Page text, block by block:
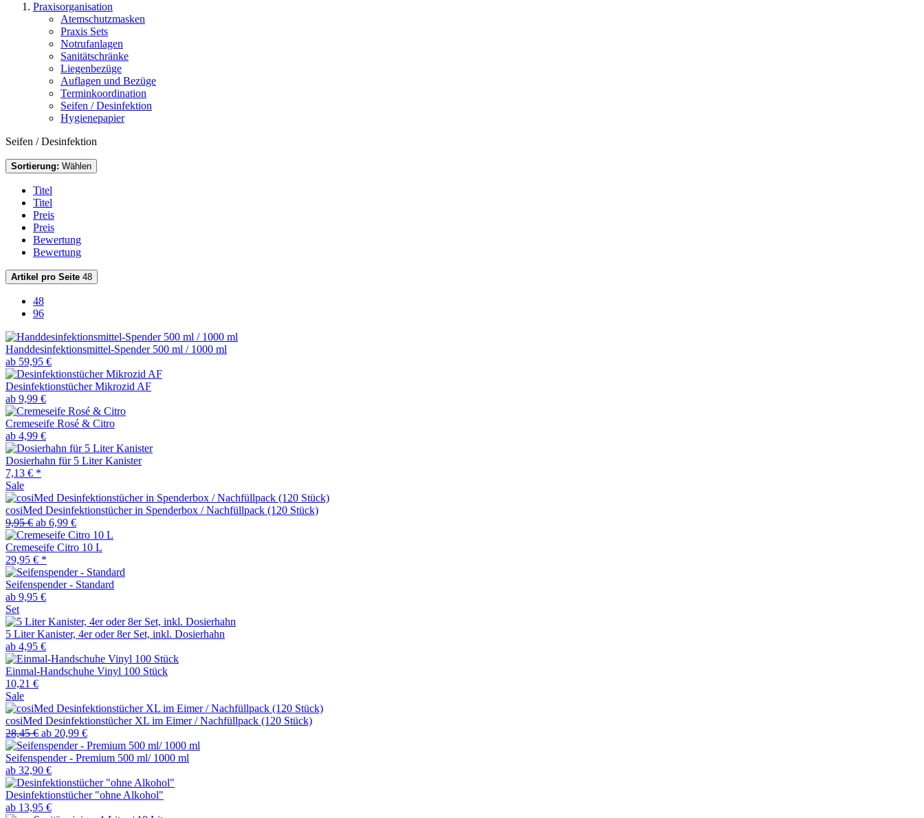
Praxisorganisation
Atemschutzmasken
Praxis Sets
Notrufanlagen
Sanitätschränke
Liegenbezüge
Auflagen und Bezüge
Terminkoordination
Seifen / Desinfektion
Hygienepapier
Seifen / Desinfektion
Sortierung: Wählen
Titel
Titel
Preis
Preis
Bewertung
Bewertung
Artikel pro Seite 48
48
96
Handdesinfektionsmittel-Spender 500 ml / 1000 ml
ab 59,95 €
Desinfektionstücher Mikrozid AF
ab 9,99 €
Cremeseife Rosé & Citro
ab 4,99 €
Dosierhahn für 5 Liter Kanister
7,13 € *
Sale
cosiMed Desinfektionstücher in Spenderbox / Nachfüllpack (120 Stück)
9,95 € ab 6,99 €
Cremeseife Citro 10 L
29,95 € *
Seifenspender - Standard
ab 9,95 €
Set
5 Liter Kanister, 4er oder 8er Set, inkl. Dosierhahn
ab 4,95 €
Einmal-Handschuhe Vinyl 100 Stück
10,21 €
Sale
cosiMed Desinfektionstücher XL im Eimer / Nachfüllpack (120 Stück)
28,45 € ab 20,99 €
Seifenspender - Premium 500 ml/ 1000 ml
ab 32,90 €
Desinfektionstücher "ohne Alkohol"
ab 13,95 €